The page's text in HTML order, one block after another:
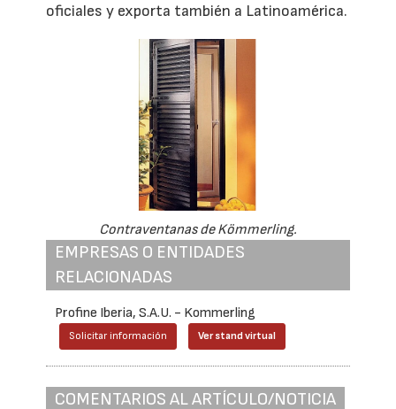
oficiales y exporta también a Latinoamérica.
Contraventanas de Kömmerling.
EMPRESAS O ENTIDADES
RELACIONADAS
Profine Iberia, S.A.U. - Kommerling
Solicitar información Ver stand virtual
COMENTARIOS AL ARTÍCULO/NOTICIA